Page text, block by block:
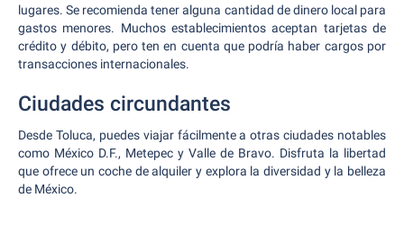
lugares. Se recomienda tener alguna cantidad de dinero local para
gastos menores. Muchos establecimientos aceptan tarjetas de
crédito y débito, pero ten en cuenta que podría haber cargos por
transacciones internacionales.
Ciudades circundantes
Desde Toluca, puedes viajar fácilmente a otras ciudades notables
como México D.F., Metepec y Valle de Bravo. Disfruta la libertad
que ofrece un coche de alquiler y explora la diversidad y la belleza
de México.